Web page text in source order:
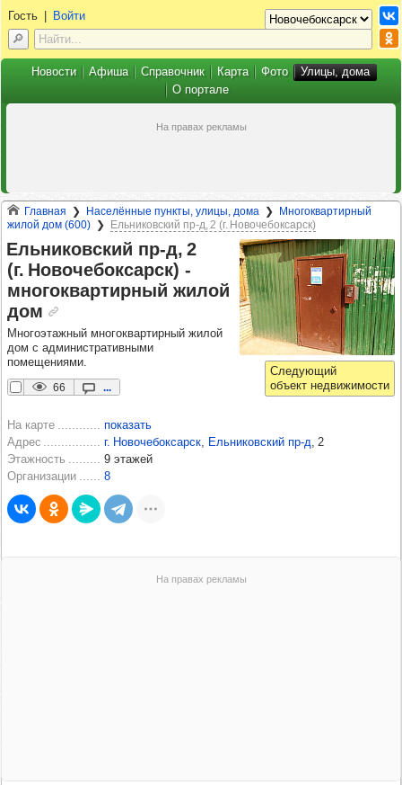
Главная Населённые пункты, улицы, дома
Многоквартирный
жилой дом (600)
Ельниковский пр‑д, 2 (г. Новочебоксарск)
Ель­ни­ков­ский пр‑д, 2
(г. Ново­че­бок­сарск) -​
мно­гок­вар­тир­ный жилой
дом
Многоэтажный многоквартирный жилой
дом с административными
помещениями.
66 ...
На карте
показать
Адрес
г. Новочебоксарск Ельниковский пр‑д , 2
Этажность
9 этажей
Организации
8
Гость| Войти
Новости Афиша Справочник Карта Фото
Улицы, дома
О портале